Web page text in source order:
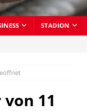
STADION
11